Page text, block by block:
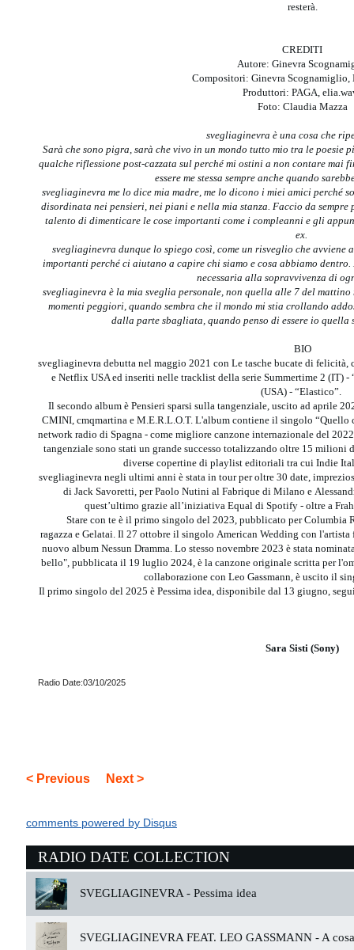
resterà.
CREDITI
Autore: Ginevra
Compositori: Ginevra Scognamiglio,
Produttori: PAGA,
Foto: Claudia Mazza
svegliaginevra è una cosa che
Sarà che sono pigra, sarà che vivo in un mondo tutto mio tra le poesie
qualche riflessione post-cazzata sul perché mi ostini a non contare
essere me stessa sempre anche quando
svegliaginevra me lo dice mia madre, me lo dicono i miei amici perché
disordinata nei pensieri, nei piani e nella mia stanza. Faccio da
talento di dimenticare le cose importanti come i compleanni e gli
ex.
svegliaginevra dunque lo spiego così, come un risveglio che avviene
importanti perché ci aiutano a capire chi siamo e cosa abbiamo
necessaria alla sopravvivenza di
svegliaginevra è la mia sveglia personale, non quella alle 7 del
momenti peggiori, quando sembra che il mondo mi stia crollando
dalla parte sbagliata, quando penso di essere io quella
BIO
svegliaginevra debutta nel maggio 2021 con Le tasche bucate di
e Netflix USA ed inseriti nelle tracklist della serie Summertime 2 (IT) -
(USA) - “Elastico”.
Il secondo album è Pensieri sparsi sulla tangenziale, uscito ad aprile
CMINI, cmqmartina e M.E.R.L.O.T. L'album contiene il singolo “Quello
network radio di Spagna - come migliore canzone internazionale del
tangenziale sono stati un grande successo totalizzando oltre 15
diverse copertine di playlist editoriali tra cui Indie
svegliaginevra negli ultimi anni è stata in tour per oltre 30 date,
di Jack Savoretti, per Paolo Nutini al Fabrique di Milano e
quest’ultimo grazie all’iniziativa Equal di Spotify - oltre a
Stare con te è il primo singolo del 2023, pubblicato per Columbia
ragazza e Gelatai. Il 27 ottobre il singolo American Wedding con
nuovo album Nessun Dramma. Lo stesso novembre 2023 è stata
bello", pubblicata il 19 luglio 2024, è la canzone originale scritta per
collaborazione con Leo Gassmann, è uscito il
Il primo singolo del 2025 è Pessima idea, disponibile dal 13 giugno,
Sara Sisti (Sony)
Radio Date:03/10/2025
< Previous Next >
comments powered by Disqus
RADIO DATE COLLECTION
SVEGLIAGINEVRA - Pessima idea
SVEGLIAGINEVRA FEAT. LEO GASSMANN - A